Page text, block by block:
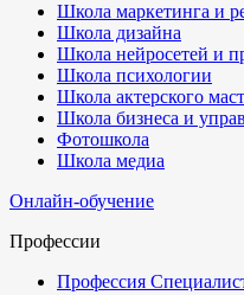
Школа маркетинга и
Школа дизайна
Школа нейросетей и
Школа психологии
Школа актерского
Школа бизнеса и
Фотошкола
Школа медиа
Онлайн-обучение
Профессии
Профессия